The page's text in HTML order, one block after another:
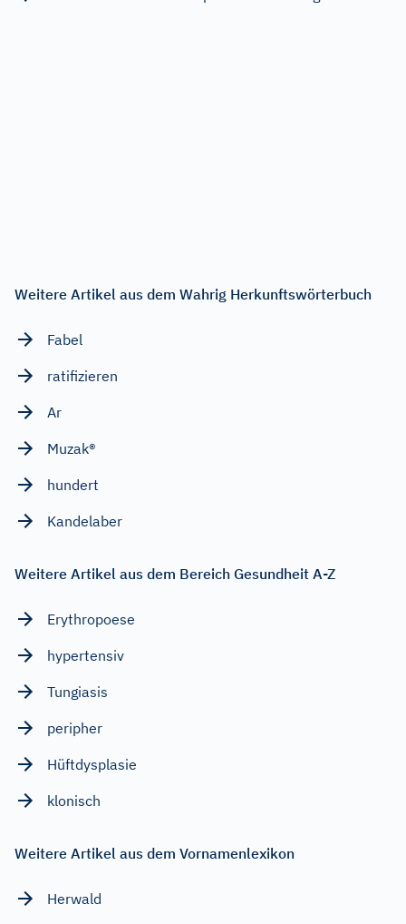
Weitere Artikel aus dem Wahrig Herkunftswörterbuch
Fabel
ratifizieren
Ar
Muzak®
hundert
Kandelaber
Weitere Artikel aus dem Bereich Gesundheit A-Z
Erythropoese
hypertensiv
Tungiasis
peripher
Hüftdysplasie
klonisch
Weitere Artikel aus dem Vornamenlexikon
Herwald